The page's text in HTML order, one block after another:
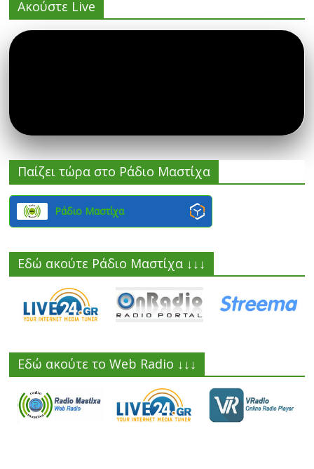
Ακούστε Live
Παίζει τώρα στο Ράδιο Μαστίχα
Ράδιο Μαστίχα
Εδώ ακούτε Ράδιο Μαστίχα ↓↓↓
Εδώ ακούτε το Web Radio ↓↓↓